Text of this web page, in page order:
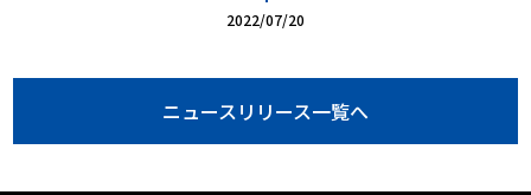
2022/07/20
ニュースリリース一覧へ